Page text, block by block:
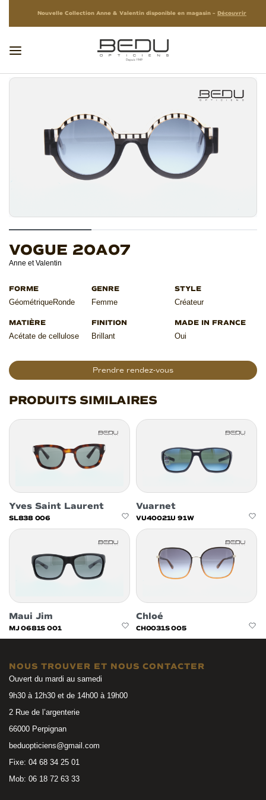
Nouvelle Collection Anne & Valentin disponible en magasin – Découvrir
VOGUE 20A07
Anne et Valentin
GéométriqueRonde Femme Créateur
Acétate de cellulose Brillant Oui
Prendre rendez-vous
PRODUITS SIMILAIRES
Yves Saint Laurent
SL838 006
Vuarnet
VU40021U 91W
Maui Jim
MJ 0681S 001
Chloé
CH0031S 005
NOUS TROUVER ET NOUS CONTACTER
Ouvert du mardi au samedi
9h30 à 12h30 et de 14h00 à 19h00
2 Rue de l’argenterie
66000 Perpignan
beduopticiens@gmail.com
Fixe: 04 68 34 25 01
Mob: 06 18 72 63 33